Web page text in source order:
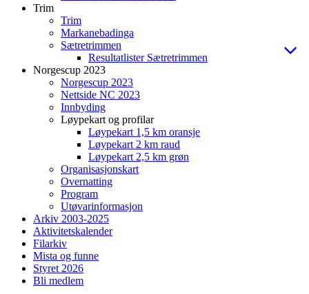
Trim
Trim
Markanebadinga
Sætretrimmen
Resultatlister Sætretrimmen
Norgescup 2023
Norgescup 2023
Nettside NC 2023
Innbyding
Løypekart og profilar
Løypekart 1,5 km oransje
Løypekart 2 km raud
Løypekart 2,5 km grøn
Organisasjonskart
Overnatting
Program
Utøvarinformasjon
Arkiv 2003-2025
Aktivitetskalender
Filarkiv
Mista og funne
Styret 2026
Bli medlem